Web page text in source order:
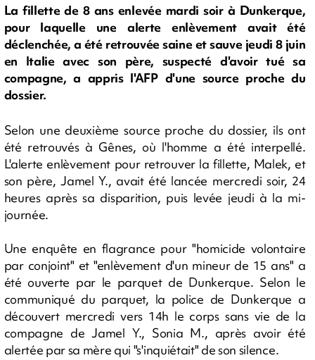
La fillette de 8 ans enlevée mardi soir à Dunkerque,
pour laquelle une alerte enlèvement avait été
déclenchée, a été retrouvée saine et sauve jeudi 8 juin
en Italie avec son père, suspecté d'avoir tué sa
compagne, a appris l'AFP d'une source proche du
dossier.
Selon une deuxième source proche du dossier, ils ont
été retrouvés à Gênes, où l'homme a été interpellé.
L'alerte enlèvement pour retrouver la fillette, Malek, et
son père, Jamel Y., avait été lancée mercredi soir, 24
heures après sa disparition, puis levée jeudi à la mi-
journée.
Une enquête en flagrance pour "homicide volontaire
par conjoint" et "enlèvement d'un mineur de 15 ans" a
été ouverte par le parquet de Dunkerque. Selon le
communiqué du parquet, la police de Dunkerque a
découvert mercredi vers 14h le corps sans vie de la
compagne de Jamel Y., Sonia M., après avoir été
alertée par sa mère qui "s'inquiétait" de son silence.